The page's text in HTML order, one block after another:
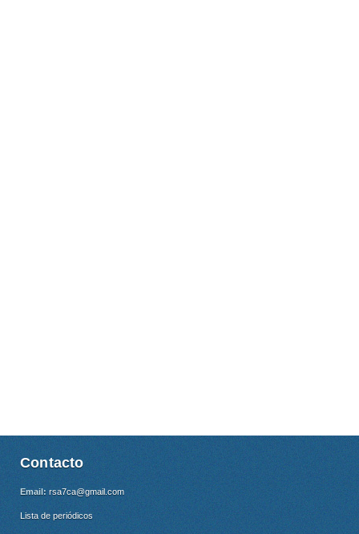
Contacto
Email: rsa7ca@gmail.com
Lista de periódicos